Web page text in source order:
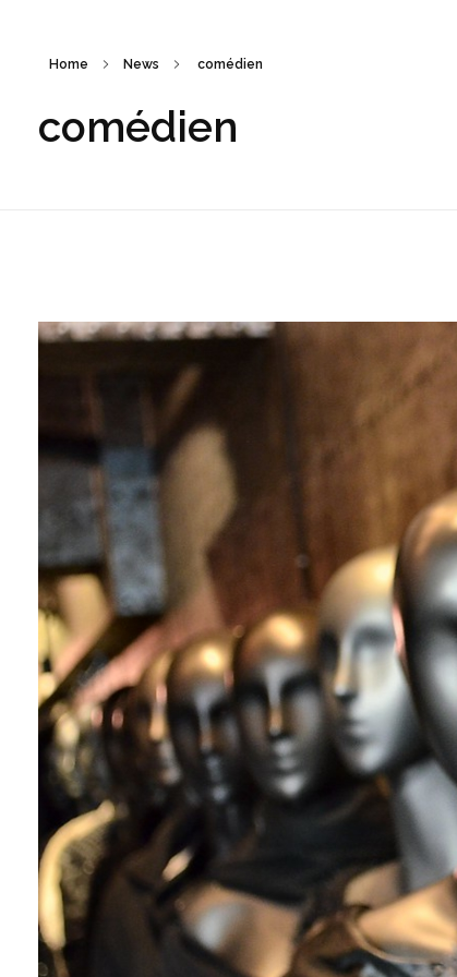
Home News comédien
comédien